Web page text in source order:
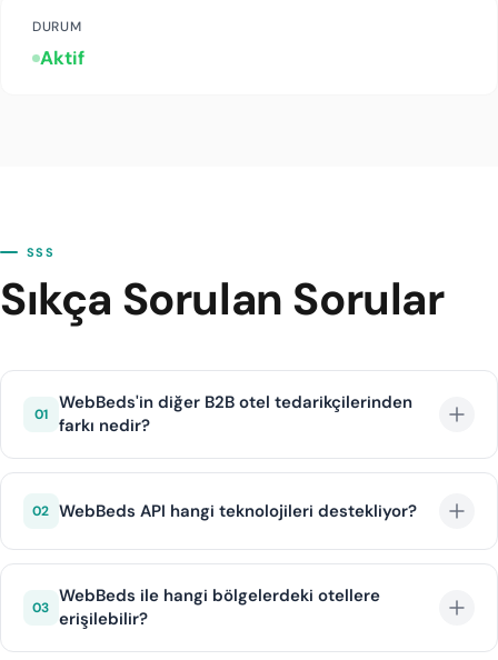
DURUM
Aktif
SSS
Sıkça Sorulan Sorular
01
WebBeds'in diğer B2B otel tedarikçilerinden
farkı nedir?
WebBeds, Sunhotels, Jactravel ve Lots of Hotels gibi
üzerinden benzersiz derinlikte envanter sunar. Özellikle
Asya-Pasifik bölgesinde rakipsiz fiyat avantajı sağlar.
02 WebBeds API hangi teknolojileri destekliyor?
WebBeds, JSON REST API ile modern, hızlı ve
ölçeklenebilir entegrasyon sunar. Kapsamlı API
dokümantasyonu, SDK'lar ve sandbox test ortamı
03
WebBeds ile hangi bölgelerdeki otellere
erişilebilir?